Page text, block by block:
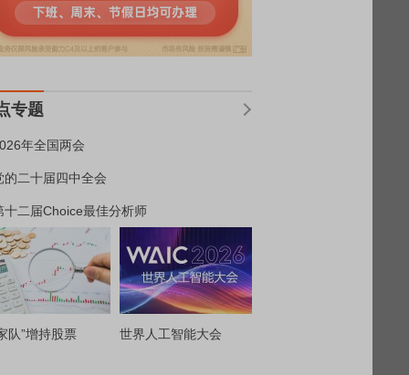
专题
年全国两会
的二十届四中全会
十二届Choice最佳分析师
队”增持股票 世界人工智能大会